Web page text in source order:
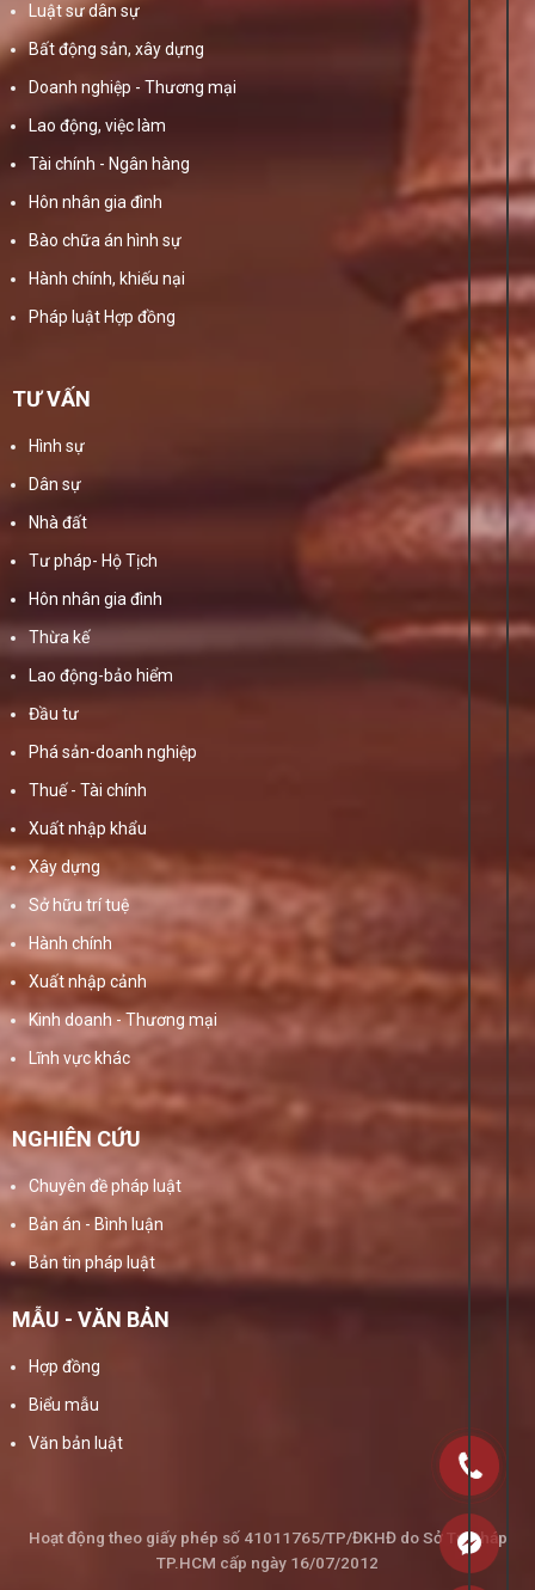
Luật sư dân sự
Bất động sản, xây dựng
Doanh nghiệp - Thương mại
Lao động, việc làm
Tài chính - Ngân hàng
Hôn nhân gia đình
Bào chữa án hình sự
Hành chính, khiếu nại
Pháp luật Hợp đồng
TƯ VẤN
Hình sự
Dân sự
Nhà đất
Tư pháp- Hộ Tịch
Hôn nhân gia đình
Thừa kế
Lao động-bảo hiểm
Đầu tư
Phá sản-doanh nghiệp
Thuế - Tài chính
Xuất nhập khẩu
Xây dựng
Sở hữu trí tuệ
Hành chính
Xuất nhập cảnh
Kinh doanh - Thương mại
Lĩnh vực khác
NGHIÊN CỨU
Chuyên đề pháp luật
Bản án - Bình luận
Bản tin pháp luật
MẪU - VĂN BẢN
Hợp đồng
Biểu mẫu
Văn bản luật
Hoạt động theo giấy phép số 41011765/TP/ĐKHĐ do Sở Tư Pháp
TP.HCM cấp ngày 16/07/2012